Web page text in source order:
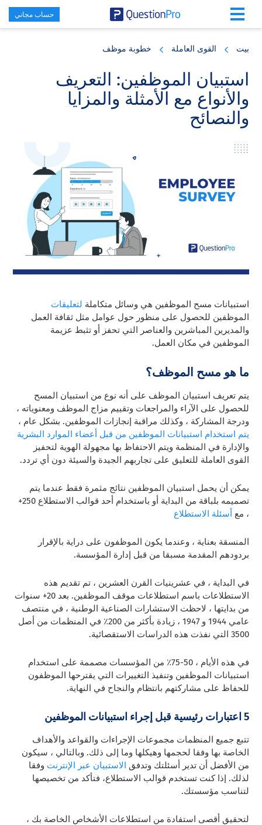
content
sidebar
حساب مجاني
بيت القوى العاملة خطوبة موظف
استبيان الموظفين: التعريف
والأنواع مع الأمثلة والمزايا
والنصائح
استبيانات مسح الموظفين هي وسائل متكاملة لتعليقات
الموظفين للحصول على منظور حول عوامل مثل ثقافة العمل
والمديرين المباشرين والعناصر التي تحفز أو تثبط عزيمة
الموظفين في مكان العمل.
ما هو مسح الموظف؟
يتم تعريف استبيان الموظف على أنه نوع من استبيان المسح
للحصول على الآراء والمراجعات وتقييم مزاج الموظف ومعنوياته ،
ودرجة المشاركة ، وكذلك مراقبة إنجازات الموظفين. بشكل عام ،
يتم استخدام استبيانات الموظفين من قبل أعضاء الموارد البشرية
والإدارة في المنظمة ويتم الاحتفاظ بها مجهولة الهوية لتحفيز
القوى العاملة للتعليق على تجاربهم الجيدة والسيئة دون أي تردد.
يمكن أن يحمل استبيان الموظفين نتائج مثمرة فقط عندما يتم
تصميمه بلباقة من البداية أو باستخدام أحد قوالب الاستطلاع 250+
، مع أسئلة الاستطلاع
المنسقة بعناية ، وعندما يكون الموظفون على دراية بالإقرار
بردودهم المقدمة مسبقا من قبل إدارة المؤسسة.
في البداية ، في عشرينيات القرن العشرين ، تم تقديم هذه
الاستطلاعات باسم استطلاعات موقف الموظفين. بعد 20+ سنوات
من بدايتها ، لاحظت الاستشارات الصناعية الوطنية ، في منتصف
عامي 1944 و 1947 ، زيادة بأكثر من 200٪ في المنظمات من أصل
3500 التي نفذت هذه
الدراسات الاستقصائية.
في هذه الأيام ، 50-75٪ من المؤسسات مصممة على استخدام
استبيانات الموظفين وتنفيذ التغييرات التي يقترحها الموظفون
للحفاظ على مشاركتهم بانتظام والنجاح في النهاية.
5 اعتبارات رئيسية قبل إجراء استبيانات الموظفين
تتبع جميع المنظمات مجموعات الإجراءات والقواعد والأهداف
الخاصة بها وفقا لحجمها وهيكلها وما إلى ذلك. وبالتالي ، سيكون
من الأفضل أن تدير أسئلتك وتدفق الاستبيان عبر الإنترنت وفقا
لذلك. إذا كنت تستخدم قوالب الاستطلاع، فتأكد من تخصيصها
لتناسب مؤسستك.
لتحقيق أقصى استفادة من استطلاعات الأشخاص الخاصة بك ،